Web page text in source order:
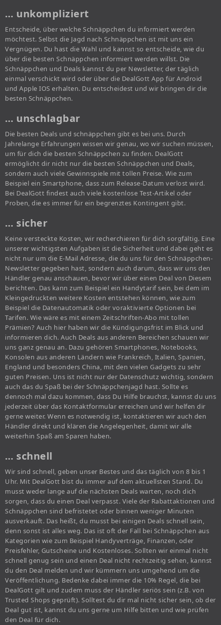
… unkompliziert
Entscheide, über welche Schnäppchen du informiert werden
möchtest. Selbst die Jagd nach Schnäppchen ist mit uns ein
Vergnügen. Du hast die Wahl und kannst so entscheide, wie du
über die besten Schnäppchen informiert werden willst. Die
Schnäppchen und Deals kannst du per Newsletter, der täglich
einmal verschickt wird oder über die DealGott App für Android
und Apple IOS erhalten. Du entscheidest und wir bringen dir die
besten Schnäppchen.
… unschlagbar
Die besten Deals und schnäppchen gibt es bei uns. Durch
Jahrelange Erfahrungen wissen wir genau, wo wir suchen müssen,
um für dich die besten Schnäppchen zu finden. DealGott
ermöglicht dir nicht nur die besten Schnäppchen und Deals,
sondern auch viele Gewinnspiele mit tollen Preise. Wie zum
Beispiel ein Smartphone, dass zum Release-Datum verlost wird.
Bei DealGott findest auch viele kostenlose Test-Artikel oder
Proben, die es immer für ein begrenztes Kontingent gibt.
… sicher
Keine versteckte Kosten, wir recherchieren für dich sorgfältig. Eine
unserer wichtigsten Aufgaben ist die Sicherheit und dabei geht es
nicht nur um die E-Mail Adresse, die du uns für den Schnäppchen-
Newsletter gegeben hast, sondern auch darum, dass wir uns den
Händler genau anschauen, bevor wir über einen Deal von Diesem
berichten. Das kann zum Beispiel ein Handytarif sein, bei dem im
Kleingedruckten weitere Kosten entstehen können, wie zum
Beispiel die Datenautomatik oder voraktivierte Optionen bei
Tarifen. Wie wäre es mit einem Zeitschriften-Abo mit tollen
Prämien? Auch hier haben wir die Kündigungsfrist im Blick und
informieren dich. Auch Deals aus anderen Bereichen schauen wir
uns ganz genau an. Dazu gehören Smartphones, Notebooks,
Konsolen aus anderen Ländern wie Frankreich, Italien, Spanien,
England und besonders China, mit den vielen Gadgets zu sehr
guten Preisen. Uns ist nicht nur der Datenschutz wichtig, sondern
auch das du Spaß bei der Schnäppchenjagd hast. Sollte es
dennoch mal dazu kommen, dass Du Hilfe brauchst, kannst du uns
jederzeit über das Kontaktformular erreichen und wir helfen dir
gerne weiter. Wenn es notwendig ist, kontaktieren wir auch den
Händler direkt und klären die Angelegenheit, damit wir alle
weiterhin Spaß am Sparen haben.
… schnell
Wir sind schnell, geben unser Bestes und das täglich von 8 bis 1
Uhr. Mit DealGott bist du immer auf dem aktuellsten Stand. Du
musst weder lange auf die nächsten Deals warten, noch dich
sorgen, dass du einen Deal verpasst. Viele der Rabattaktionen und
Schnäppchen sind befristetet oder binnen weniger Minuten
ausverkauft. Das heißt, du musst bei einigen Deals schnell sein,
denn sonst ist alles weg. Das ist oft der Fall bei Schnäppchen aus
Kategorien wie zum Beispiel Handyverträge, Finanzen, oder
Preisfehler, Gutscheine und Kostenloses. Sollten wir einmal nicht
schnell genug sein und einen Deal nicht rechtzeitig sehen, kannst
du den Deal melden und wir kümmern uns umgehend um die
Veröffentlichung. Bedenke dabei immer die 10% Regel, die bei
DealGott gilt und zudem muss der Händler seriös sein (z.B. von
Trusted Shops geprüft). Solltest du dir mal nicht sicher sein, ob der
Deal gut ist, kannst du uns gerne um Hilfe bitten und wie prüfen
den Deal für dich.